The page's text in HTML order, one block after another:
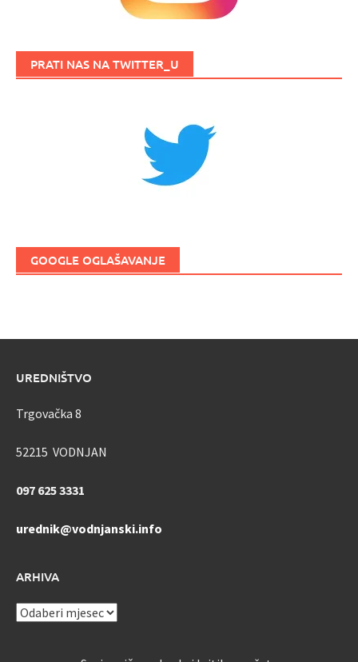
PRATI NAS NA TWITTER_U
GOOGLE OGLAŠAVANJE
UREDNIŠTVO
Trgovačka 8
52215 VODNJAN
097 625 3331
urednik@vodnjanski.info
ARHIVA
ARHIVA